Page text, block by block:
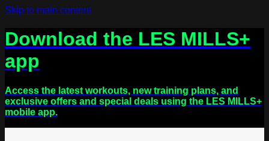
Skip to main content
Download the LES MILLS+
app
Access the latest workouts, new training plans, and
exclusive offers and special deals using the LES MILLS+
mobile app.